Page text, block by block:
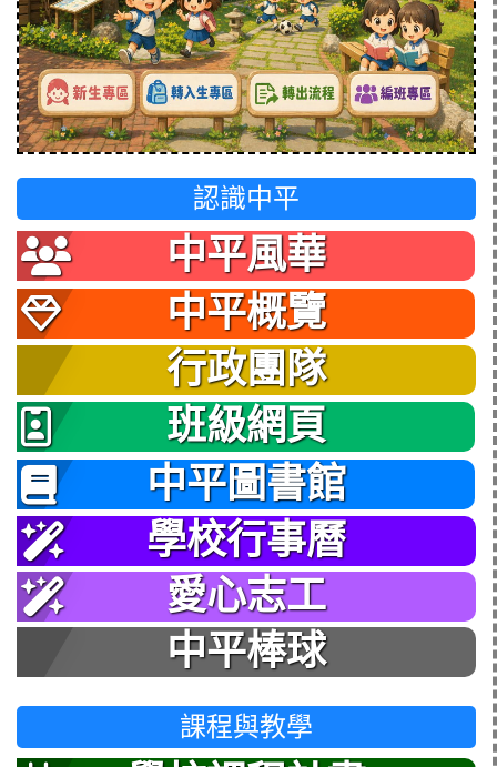
認識中平
中平風華
中平概覽
行政團隊
班級網頁
中平圖書館
學校行事曆
愛心志工
中平棒球
課程與教學